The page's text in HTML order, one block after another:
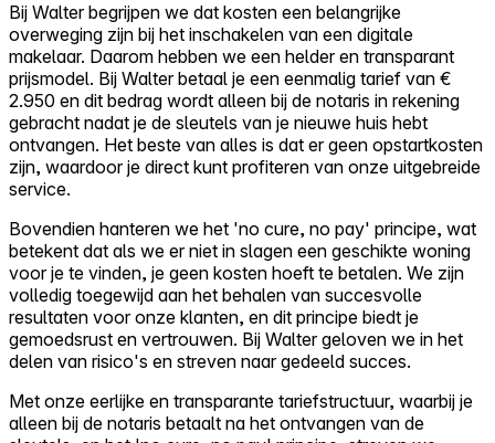
Bij Walter begrijpen we dat kosten een belangrijke
overweging zijn bij het inschakelen van een digitale
makelaar. Daarom hebben we een helder en transparant
prijsmodel. Bij Walter betaal je een eenmalig tarief van €
2.950 en dit bedrag wordt alleen bij de notaris in rekening
gebracht nadat je de sleutels van je nieuwe huis hebt
ontvangen. Het beste van alles is dat er geen opstartkosten
zijn, waardoor je direct kunt profiteren van onze uitgebreide
service.
Bovendien hanteren we het 'no cure, no pay' principe, wat
betekent dat als we er niet in slagen een geschikte woning
voor je te vinden, je geen kosten hoeft te betalen. We zijn
volledig toegewijd aan het behalen van succesvolle
resultaten voor onze klanten, en dit principe biedt je
gemoedsrust en vertrouwen. Bij Walter geloven we in het
delen van risico's en streven naar gedeeld succes.
Met onze eerlijke en transparante tariefstructuur, waarbij je
alleen bij de notaris betaalt na het ontvangen van de